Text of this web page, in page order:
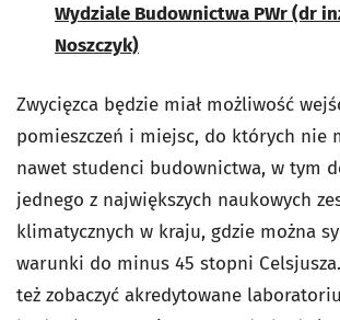
Wydziale Budownictwa PWr (dr
Noszczyk)
Zwycięzca będzie miał możliwość
pomieszczeń i miejsc, do których nie
nawet studenci budownictwa, w tym
jednego z największych naukowych
klimatycznych w kraju, gdzie można
warunki do minus 45 stopni
też zobaczyć akredytowane